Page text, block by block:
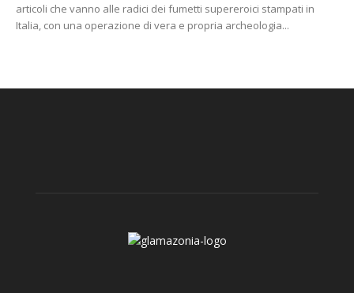
articoli che vanno alle radici dei fumetti supereroici stampati in
Italia, con una operazione di vera e propria archeologia...